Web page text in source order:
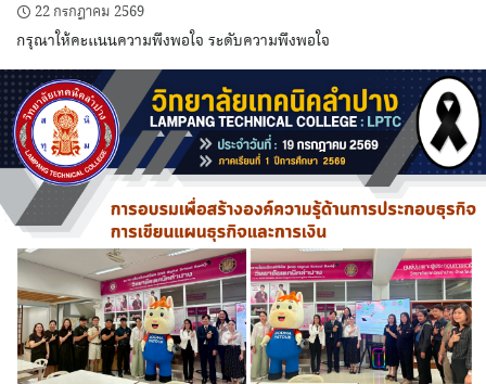
22 กรกฎาคม 2569
กรุณาให้คะแนนความพึงพอใจ ระดับความพึงพอใจ